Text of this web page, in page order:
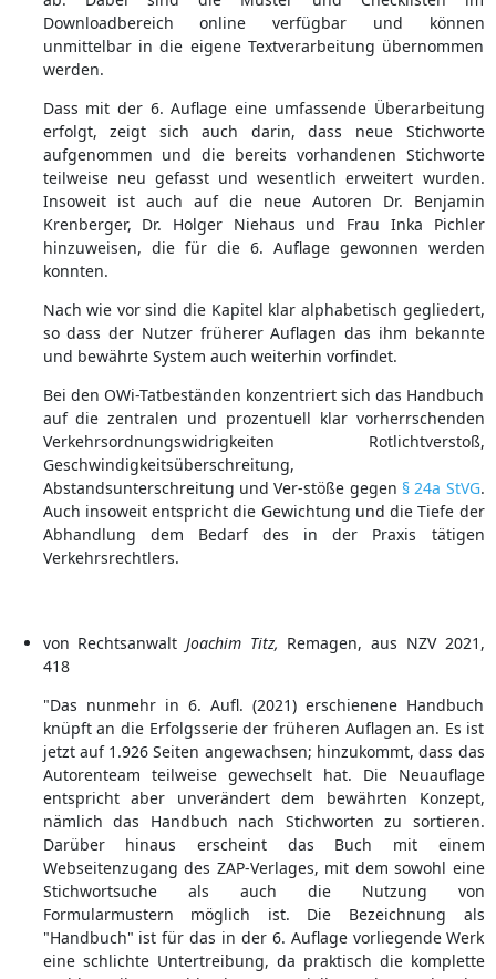
Downloadbereich online verfügbar und können
unmittelbar in die eigene Textverarbeitung übernommen
werden.
Dass mit der 6. Auflage eine umfassende Überarbeitung
erfolgt, zeigt sich auch darin, dass neue Stichworte
aufgenommen und die bereits vorhandenen Stichworte
teilweise neu gefasst und wesentlich erweitert wurden.
Insoweit ist auch auf die neue Autoren Dr. Benjamin
Krenberger, Dr. Holger Niehaus und Frau Inka Pichler
hinzuweisen, die für die 6. Auflage gewonnen werden
konnten.
Nach wie vor sind die Kapitel klar alphabetisch gegliedert,
so dass der Nutzer früherer Auflagen das ihm bekannte
und bewährte System auch weiterhin vorfindet.
Bei den OWi-Tatbeständen konzentriert sich das Handbuch
auf die zentralen und prozentuell klar vorherrschenden
Verkehrsordnungswidrigkeiten Rotlichtverstoß,
Geschwindigkeitsüberschreitung,
Abstandsunterschreitung und Ver-stöße gegen § 24a StVG.
Auch insoweit entspricht die Gewichtung und die Tiefe der
Abhandlung dem Bedarf des in der Praxis tätigen
Verkehrsrechtlers.
von Rechtsanwalt Joachim Titz, Remagen, aus NZV 2021,
418
"Das nunmehr in 6. Aufl. (2021) erschienene Handbuch
knüpft an die Erfolgsserie der früheren Auflagen an. Es ist
jetzt auf 1.926 Seiten angewachsen; hinzukommt, dass das
Autorenteam teilweise gewechselt hat. Die Neuauflage
entspricht aber unverändert dem bewährten Konzept,
nämlich das Handbuch nach Stichworten zu sortieren.
Darüber hinaus erscheint das Buch mit einem
Webseitenzugang des ZAP-Verlages, mit dem sowohl eine
Stichwortsuche als auch die Nutzung von
Formularmustern möglich ist. Die Bezeichnung als
"Handbuch" ist für das in der 6. Auflage vorliegende Werk
eine schlichte Untertreibung, da praktisch die komplette